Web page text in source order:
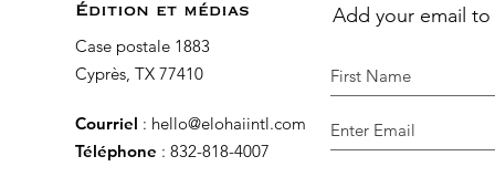
Édition et médias
Case postale 1883
Cyprès, TX 77410
Courriel : hello@elohaiintl.com
Téléphone : 832-818-4007
Add your email